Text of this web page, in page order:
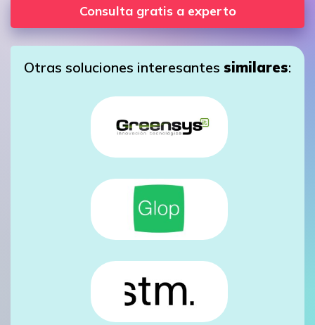
Consulta gratis a experto
Otras soluciones interesantes similares: